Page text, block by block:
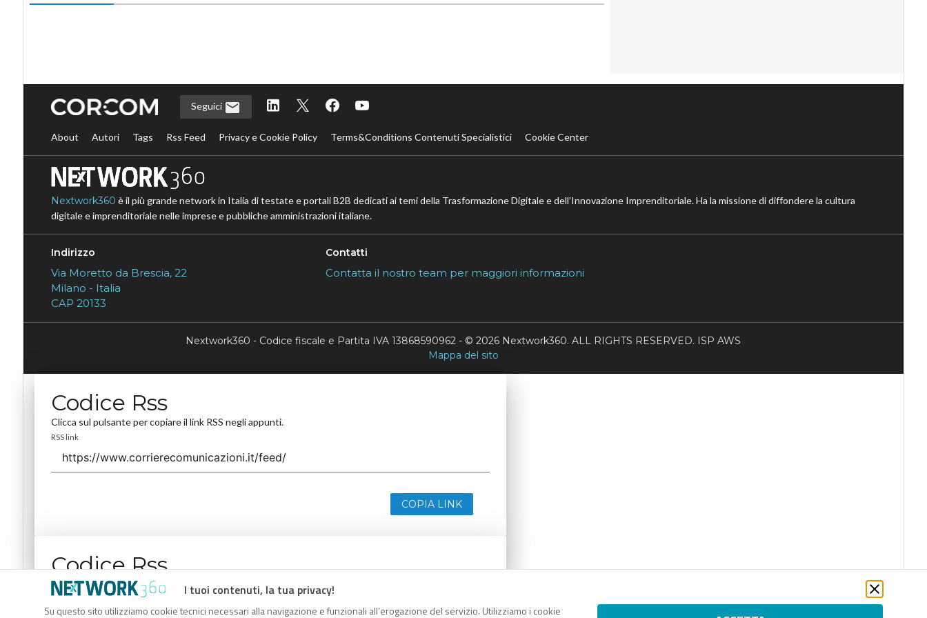
I tuoi contenuti, la tua privacy!
Su questo sito utilizziamo cookie tecnici necessari alla navigazione e funzionali all’erogazione del servizio. Utilizziamo i cookie
Seguici
About Autori Tags Rss Feed Privacy e Cookie Policy Terms&Conditions Contenuti Specialistici Cookie Center
Nextwork360 è il più grande network in Italia di testate e portali B2B dedicati ai temi della Trasformazione Digitale e dell’Innovazione Imprenditoriale. Ha la missione di diffondere la cultura
digitale e imprenditoriale nelle imprese e pubbliche amministrazioni italiane.
Indirizzo
Via Moretto da Brescia, 22
Milano - Italia
CAP 20133
Contatti
Contatta il nostro team per maggiori informazioni
Nextwork360 - Codice fiscale e Partita IVA 13868590962 - © 2026 Nextwork360. ALL RIGHTS RESERVED. ISP AWS
Mappa del sito
Codice Rss
Clicca sul pulsante per copiare il link RSS negli appunti.
RSS link
COPIA LINK
Codice Rss
Clicca sul pulsante per copiare il link RSS negli appunti.
RSS link